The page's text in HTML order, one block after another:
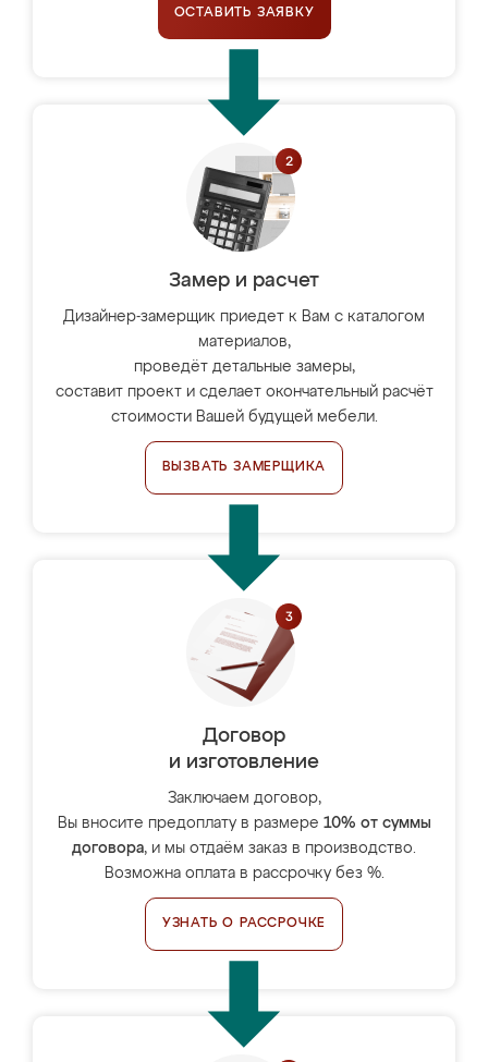
ОСТАВИТЬ ЗАЯВКУ
Замер и расчет
Дизайнер-замерщик приедет к Вам с каталогом
материалов,
проведёт детальные замеры,
составит проект и сделает окончательный расчёт
стоимости Вашей будущей мебели.
ВЫЗВАТЬ ЗАМЕРЩИКА
Договор
и изготовление
Заключаем договор,
Вы вносите предоплату в размере 10% от суммы
договора, и мы отдаём заказ в производство.
Возможна оплата в рассрочку без %.
УЗНАТЬ О РАССРОЧКЕ